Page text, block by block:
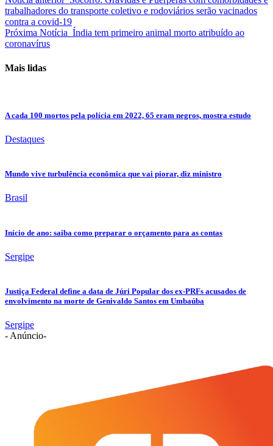
trabalhadores do transporte coletivo e rodoviários serão vacinados
contra a covid-19
Próxima Notícia Índia tem primeiro animal morto atribuído ao
coronavírus
Mais lidas
A cada 100 mortos pela polícia em 2022, 65 eram negros, mostra estudo
Destaques
Mundo vive turbulência econômica que vai piorar, diz ministro
Brasil
Início de ano: saiba como preparar o orçamento para as contas
Sergipe
Justiça Federal define a data de Júri Popular dos ex-PRFs acusados de
envolvimento na morte de Genivaldo Santos em Umbaúba
Sergipe
- Anúncio-